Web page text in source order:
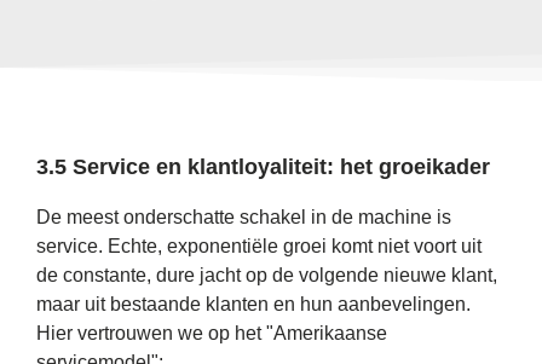
3.5 Service en klantloyaliteit: het groeikader
De meest onderschatte schakel in de machine is
service. Echte, exponentiële groei komt niet voort uit
de constante, dure jacht op de volgende nieuwe klant,
maar uit bestaande klanten en hun aanbevelingen.
Hier vertrouwen we op het "Amerikaanse